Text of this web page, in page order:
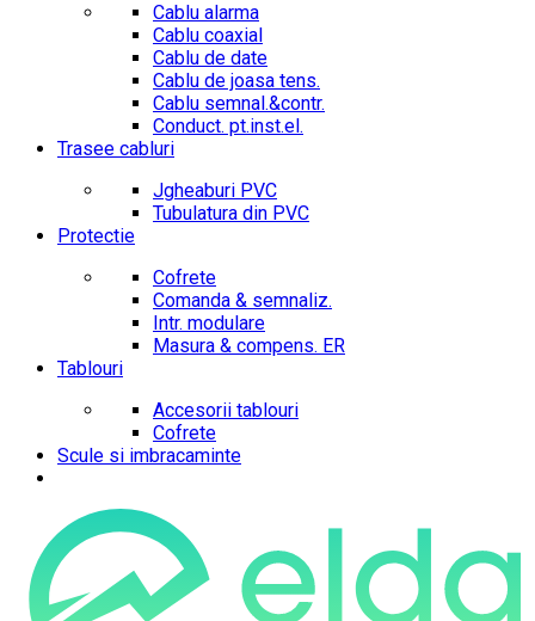
Cablu alarma
Cablu coaxial
Cablu de date
Cablu de joasa tens.
Cablu semnal.&contr.
Conduct. pt.inst.el.
Trasee cabluri
Jgheaburi PVC
Tubulatura din PVC
Protectie
Cofrete
Comanda & semnaliz.
Intr. modulare
Masura & compens. ER
Tablouri
Accesorii tablouri
Cofrete
Scule si imbracaminte